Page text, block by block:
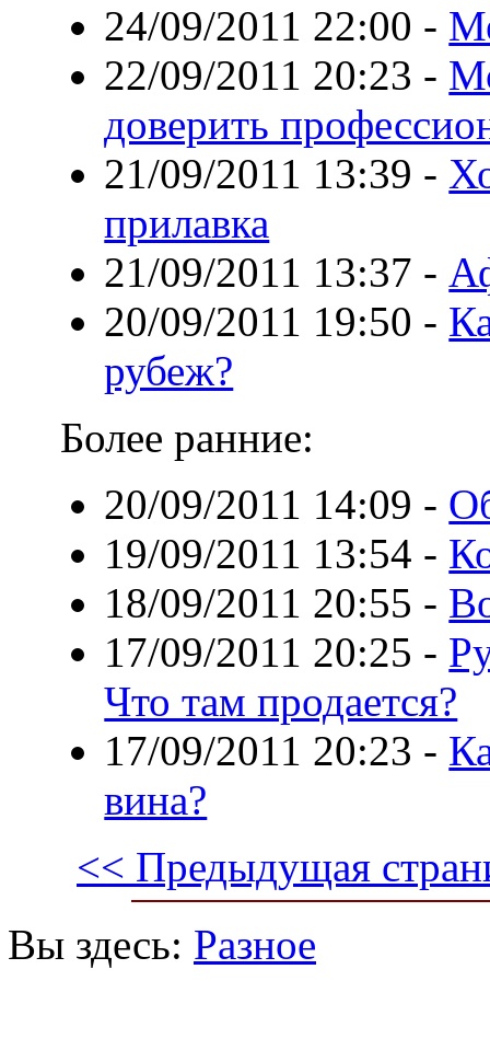
24/09/2011 22:00 -
22/09/2011 20:23 -
доверить
21/09/2011 13:39 -
прилавка
21/09/2011 13:37 -
20/09/2011 19:50 -
рубеж?
Более ранние:
20/09/2011 14:09 -
19/09/2011 13:54 -
18/09/2011 20:55 -
17/09/2011 20:25 -
Что там продается?
17/09/2011 20:23 -
вина?
<< Предыдущая
Вы здесь: Разное